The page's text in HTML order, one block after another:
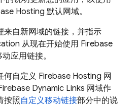
Hosting 默认网域。
来自新网域的链接，并指示
从现在开始使用 Firebase
应用链接。
何自定义 Firebase Hosting 网
Dynamic Links 网域作
按照自定义移动链接部分中的说